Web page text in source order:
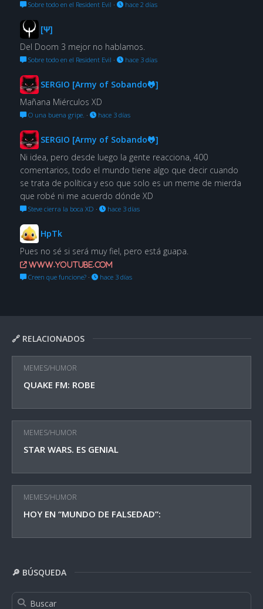
🔗 RELACIONADOS
MEMES/HUMOR
QUAKE FM: ROBE
MEMES/HUMOR
STAR WARS. ES GENIAL
MEMES/HUMOR
HOY EN “MUNDO DE FALSEDAD”:
🔎 BÚSQUEDA
Sobre todo en el Resident Evil · hace 2 días
[Ψ]
Del Doom 3 mejor no hablamos.
Sobre todo en el Resident Evil · hace 3 días
SERGIO [Army of Sobando🐸]
Mañana Miérculos XD
O una buena gripe. · hace 3 días
SERGIO [Army of Sobando🐸]
Ni idea, pero desde luego la gente reacciona, 400
comentarios, todo el mundo tiene algo que decir cuando
se trata de política y eso que solo es un meme de mierda
que robé ni me acuerdo dónde XD
Steve cierra la boca XD · hace 3 días
HpTk
Pues no sé si será muy fiel, pero está guapa.
www.youtube.com
Creen que funcione?· hace 3 días